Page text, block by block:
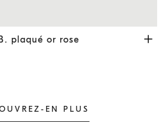
or rose Anthracite
plaqué or rose
EN PLUS